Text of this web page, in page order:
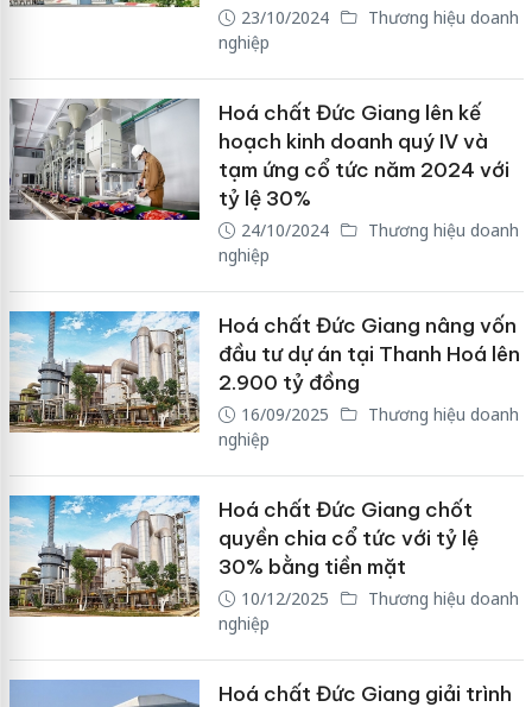
23/10/2024
Thương hiệu doanh
nghiệp
Hoá chất Đức Giang lên kế
hoạch kinh doanh quý IV và
tạm ứng cổ tức năm 2024 với
tỷ lệ 30%
24/10/2024
Thương hiệu doanh
nghiệp
Hoá chất Đức Giang nâng vốn
đầu tư dự án tại Thanh Hoá lên
2.900 tỷ đồng
16/09/2025
Thương hiệu doanh
nghiệp
Hoá chất Đức Giang chốt
quyền chia cổ tức với tỷ lệ
30% bằng tiền mặt
10/12/2025
Thương hiệu doanh
nghiệp
Hoá chất Đức Giang giải trình